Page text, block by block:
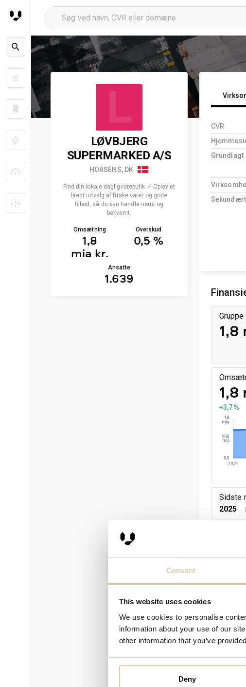
Consent
This website uses cookies
We use cookies to personalise
information about your use of our
other information that you’ve
Deny
L
LØVBJERG
SUPERMARKED A/S
HORSENS, DK
Find din lokale dagligvarebutik ✓ Oplev et
bredt udvalg af friske varer og gode
tilbud, så du kan handle nemt og
bekvemt.
Omsætning
1,8
mia kr.
Overskud
0,5 %
Ansatte
1.639
CVR
Grundlagt
1,8
1,8
+3,7 %
2021
0,0
900
mio
1,8
mia
Sidste
2025
Soliditet
EBIT (%)